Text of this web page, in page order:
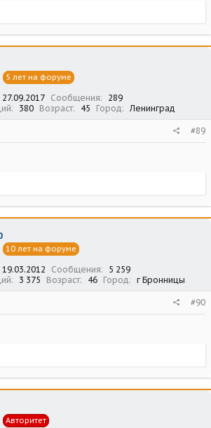
5 лет на форуме
27.09.2017 Сообщения
289
380 Возраст 45 Город Ленинград
#89
10 лет на форуме
19.03.2012 Сообщения
5 259
3 375 Возраст 46 Город г Бронницы
#90
Авторитет